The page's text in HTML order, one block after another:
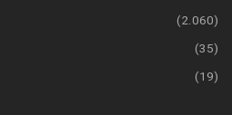
(2.060)
(35)
(19)